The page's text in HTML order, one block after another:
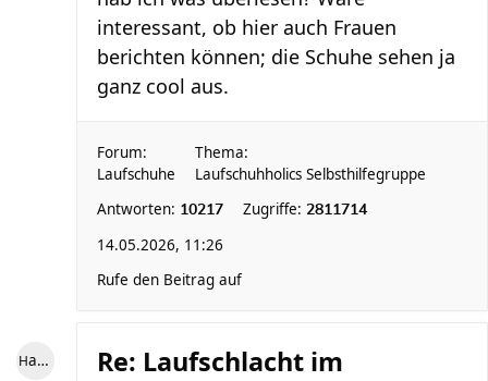
interessant, ob hier auch Frauen
berichten können; die Schuhe sehen ja
ganz cool aus.
Forum:
Laufschuhe
Thema:
Laufschuhholics Selbsthilfegruppe
Antworten: 10217 Zugriffe: 2811714
14.05.2026, 11:26
Rufe den Beitrag auf
Harriersand reloaded
Re: Laufschlacht im